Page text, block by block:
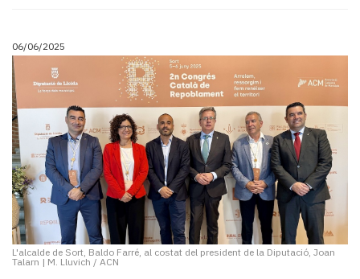
06/06/2025
L'alcalde de Sort, Baldo Farré, al costat del president de la Diputació, Joan
Talarn | M. Lluvich / ACN